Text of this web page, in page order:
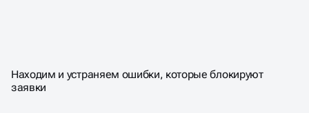
ЧТО ВХОДИТ В SEO-АУДИТ
САЙТА
Находим и устраняем ошибки, которые блокируют
заявки